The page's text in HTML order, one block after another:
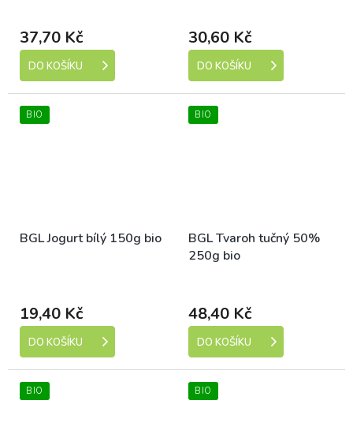
37,70 Kč
DO KOŠÍKU
30,60 Kč
DO KOŠÍKU
BIO
BGL Jogurt bílý 150g bio
19,40 Kč
DO KOŠÍKU
BIO
BGL Tvaroh tučný 50%
250g bio
48,40 Kč
DO KOŠÍKU
BIO BIO